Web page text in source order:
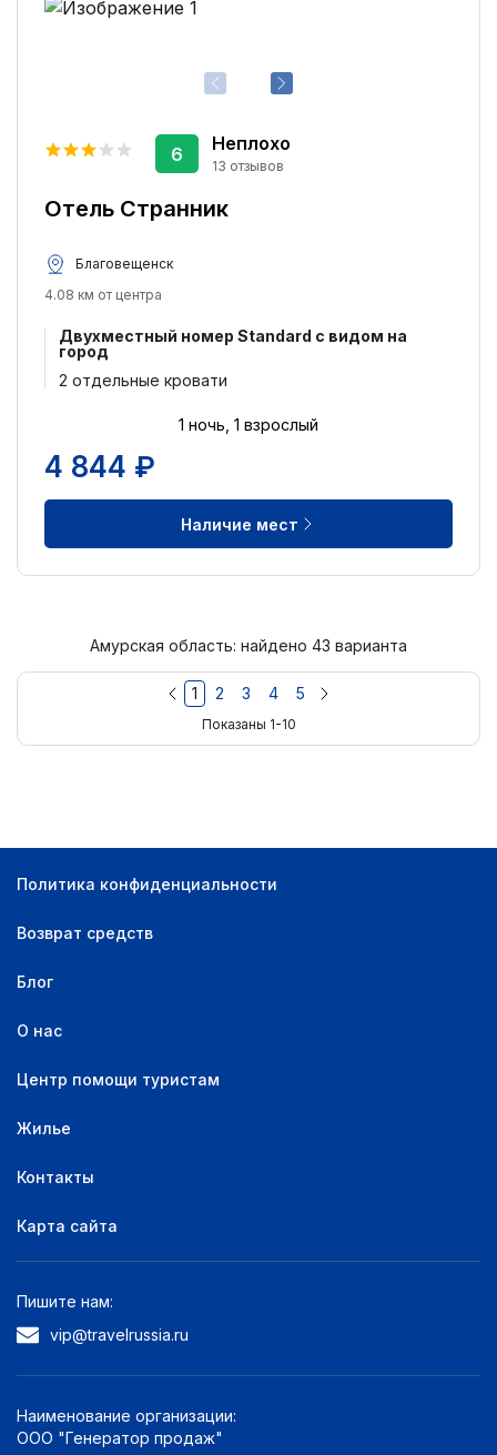
Отель Странник
Неплохо
13 отзывов
6
Благовещенск
4.08 км от центра
Двухместный номер Standard с видом на
город
2 отдельные кровати
1 ночь, 1 взрослый
4 844 ₽
Наличие мест
Амурская область: найдено 43 варианта
1 2 3 4 5
Показаны 1-10
Политика конфиденциальности
Возврат средств
Блог
О нас
Центр помощи туристам
Жилье
Контакты
Карта сайта
Пишите нам:
vip@travelrussia.ru
Наименование организации:
ООО "Генератор продаж"